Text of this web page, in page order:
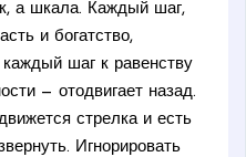
а шкала. Каждый шаг,
и богатство,
каждый шаг к равенству
— отодвигает назад.
стрелка и есть
Игнорировать